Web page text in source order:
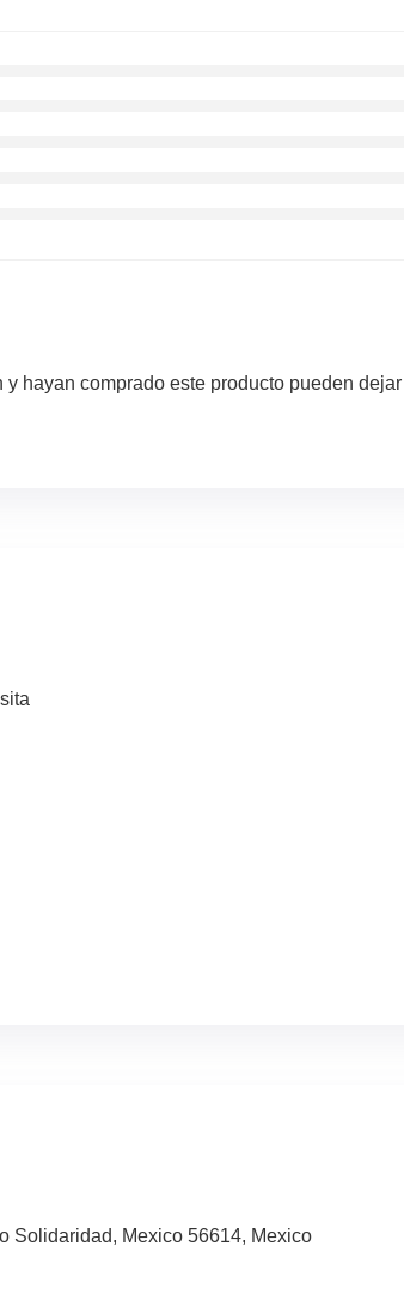
hayan comprado este producto pueden
Solidaridad, Mexico 56614, Mexico